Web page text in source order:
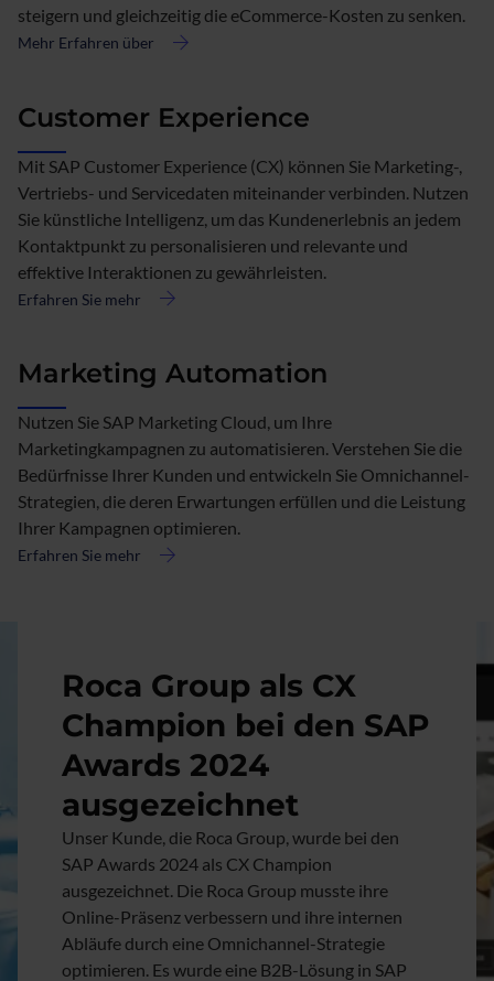
steigern und gleichzeitig die eCommerce-Kosten zu senken.
Mehr Erfahren über
about
Customer Experience
Mit SAP Customer Experience (CX) können Sie Marketing-,
Vertriebs- und Servicedaten miteinander verbinden. Nutzen
Sie künstliche Intelligenz, um das Kundenerlebnis an jedem
Kontaktpunkt zu personalisieren und relevante und
effektive Interaktionen zu gewährleisten.
Erfahren Sie mehr
about
Marketing Automation
Nutzen Sie SAP Marketing Cloud, um Ihre
Marketingkampagnen zu automatisieren. Verstehen Sie die
Bedürfnisse Ihrer Kunden und entwickeln Sie Omnichannel-
Strategien, die deren Erwartungen erfüllen und die Leistung
Ihrer Kampagnen optimieren.
Erfahren Sie mehr
about
Roca Group als CX
Champion bei den SAP
Awards 2024
ausgezeichnet
Unser Kunde, die Roca Group, wurde bei den
SAP Awards 2024 als CX Champion
ausgezeichnet. Die Roca Group musste ihre
Online-Präsenz verbessern und ihre internen
Abläufe durch eine Omnichannel-Strategie
optimieren. Es wurde eine B2B-Lösung in SAP